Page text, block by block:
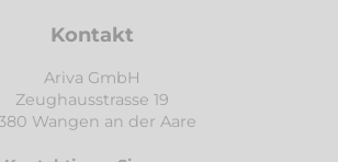
Kontakt
Ariva GmbH
Zeughausstrasse 19
Wangen an der Aare